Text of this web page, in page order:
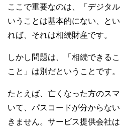
ここで重要なのは、「デジタ
いうことは基本的にない、と
れば、それは相続財産です。
しかし問題は、「相続できる
こと」は別だということです。
たとえば、亡くなった方のス
いて、パスコードが分からな
きません。サービス提供会社